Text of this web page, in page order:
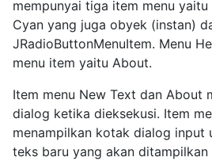
mempunyai tiga item menu yaitu
Cyan yang juga obyek (instan)
JRadioButtonMenuItem. Menu
menu item yaitu About.
Item menu New Text dan About
dialog ketika dieksekusi. Item
menampilkan kotak dialog input
teks baru yang akan